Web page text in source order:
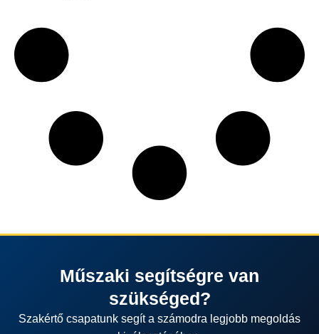
Műszaki segítségre van
szükséged?
Szakértő csapatunk segít a számodra legjobb megoldás